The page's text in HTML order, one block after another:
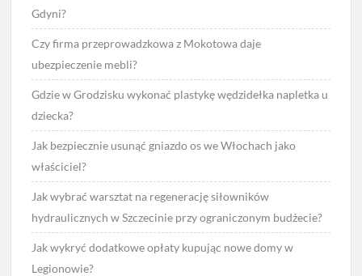
Gdyni?
Czy firma przeprowadzkowa z Mokotowa daje
ubezpieczenie mebli?
Gdzie w Grodzisku wykonać plastykę wędzidełka napletka u
dziecka?
Jak bezpiecznie usunąć gniazdo os we Włochach jako
właściciel?
Jak wybrać warsztat na regenerację siłowników
hydraulicznych w Szczecinie przy ograniczonym budżecie?
Jak wykryć dodatkowe opłaty kupując nowe domy w
Legionowie?